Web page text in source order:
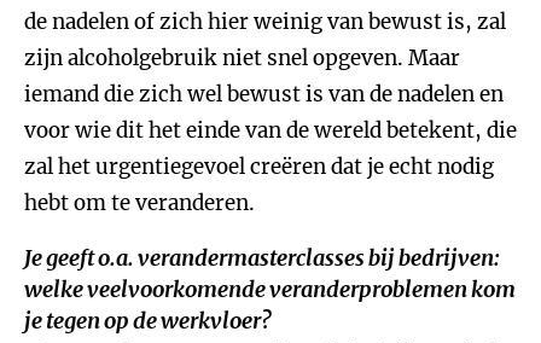
de nadelen of zich hier weinig van bewust is, zal
zijn alcoholgebruik niet snel opgeven. Maar
iemand die zich wel bewust is van de nadelen en
voor wie dit het einde van de wereld betekent, die
zal het urgentiegevoel creëren dat je echt nodig
hebt om te veranderen.
Je geeft o.a. verandermasterclasses bij bedrijven:
welke veelvoorkomende veranderproblemen kom
je tegen op de werkvloer?